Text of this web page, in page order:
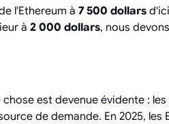
l'Ethereum à 7 500 dollars
à 2 000 dollars, nous devons
est devenue évidente :
de demande. En 2025, les